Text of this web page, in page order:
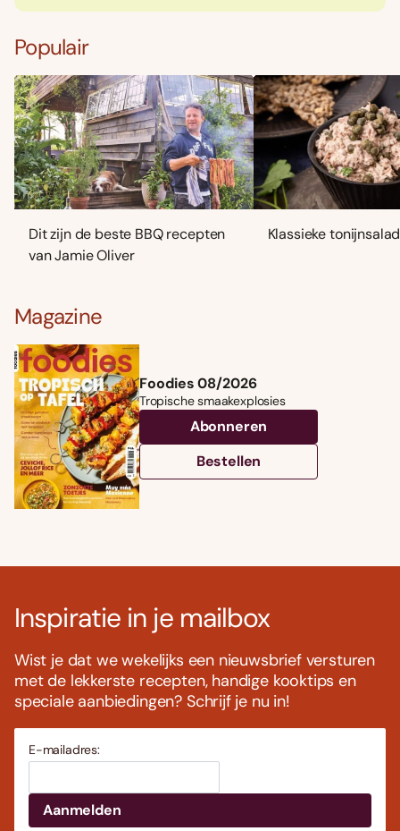
Populair
Dit zijn de beste BBQ recepten
van Jamie Oliver
Klassieke
Magazine
Foodies 08/2026
Tropische smaakexplosies
Abonneren
Bestellen
Inspiratie in je mailbox
Wist je dat we wekelijks een nieuwsbrief versturen
met de lekkerste recepten, handige kooktips en
speciale aanbiedingen? Schrijf je nu in!
E-mailadres: